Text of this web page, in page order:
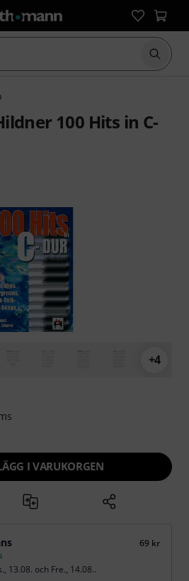
Börja
100 Hits in C-
från 21 kundbetyg
+4
I VARUKORGEN
69 kr
13.08. och Fre., 14.08..